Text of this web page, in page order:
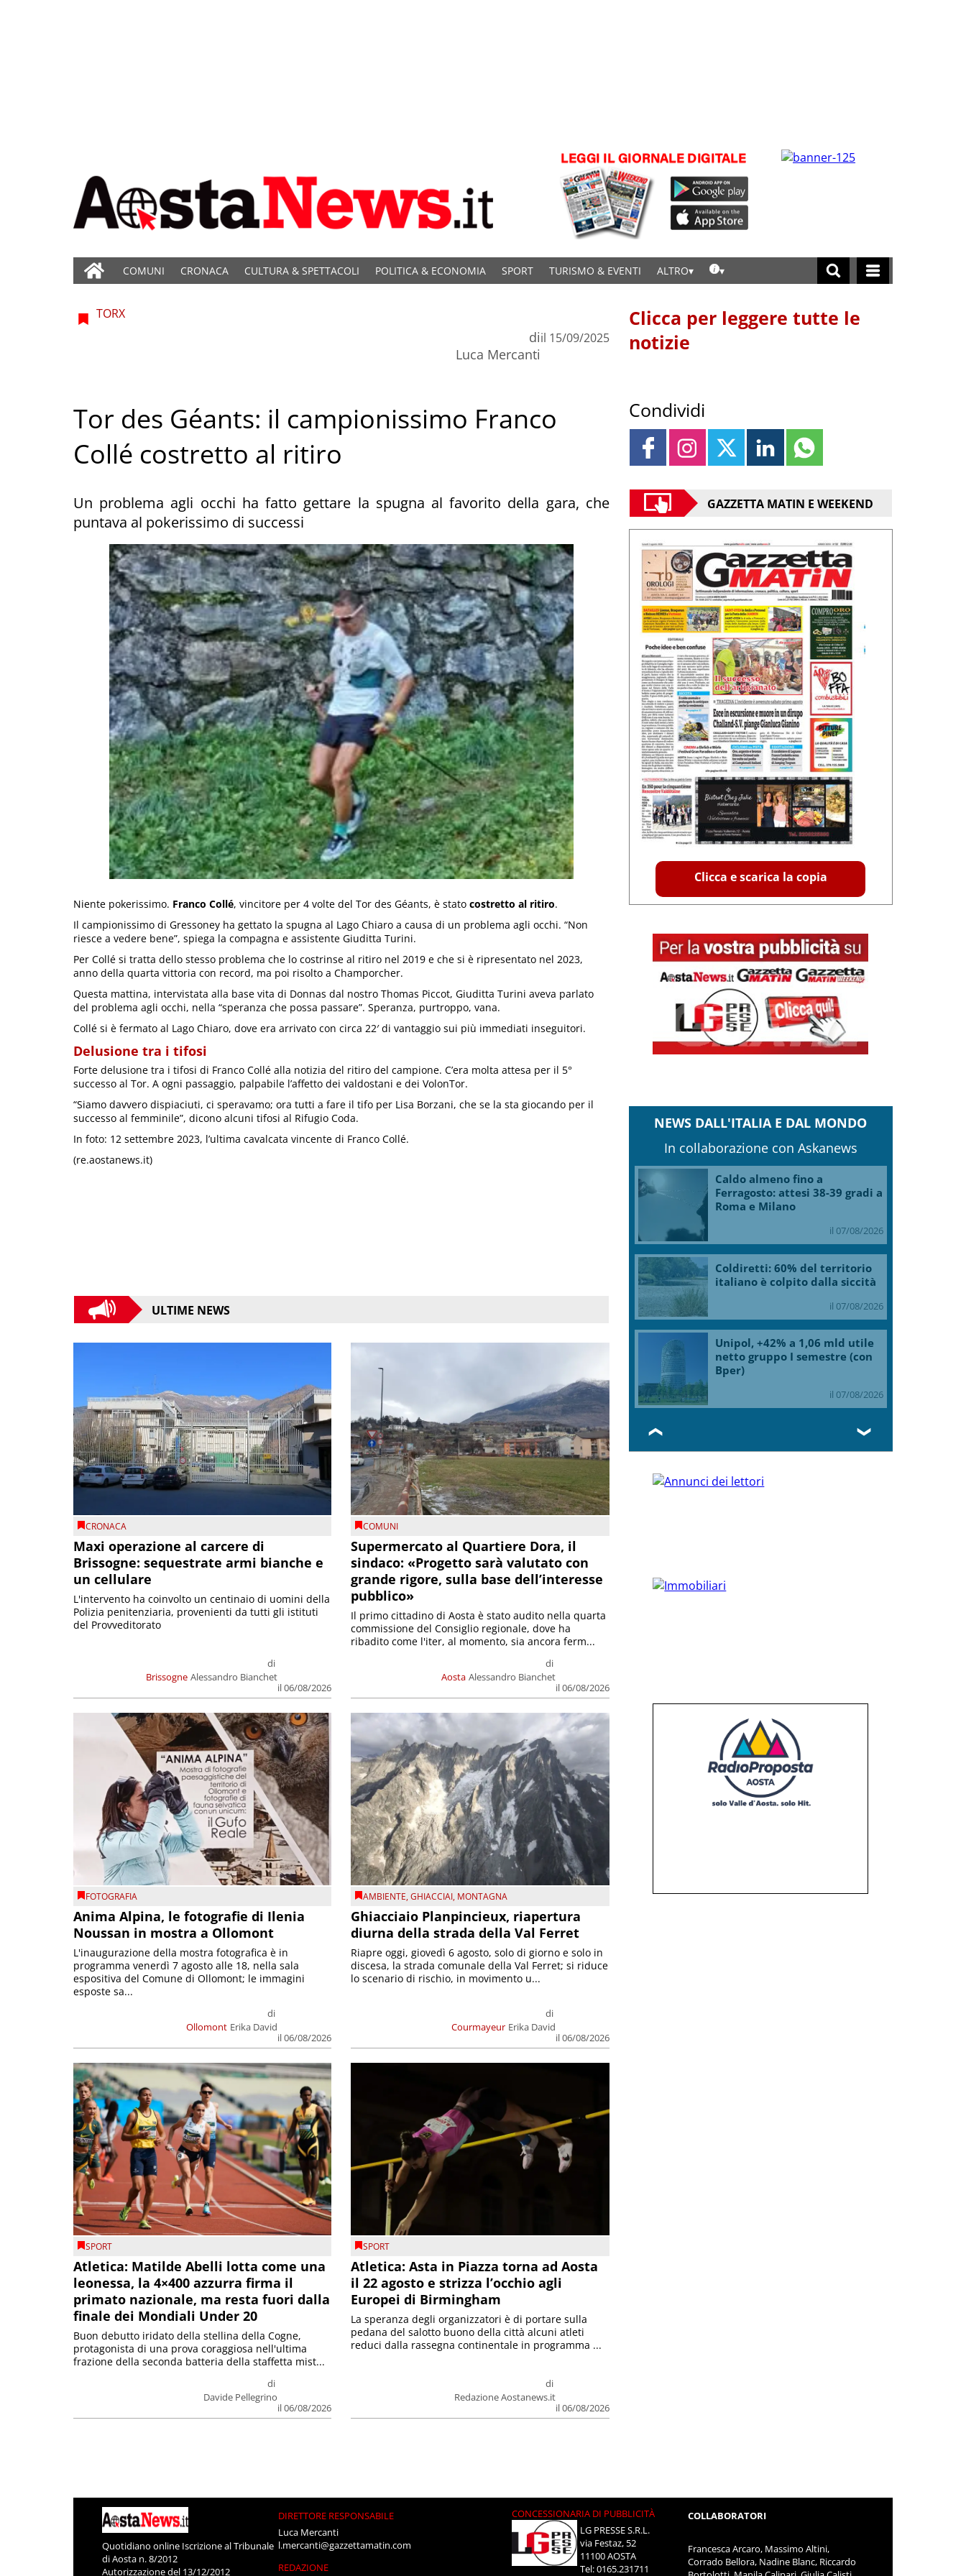
COMUNI CRONACA CULTURA & SPETTACOLI POLITICA & ECONOMIA SPORT TURISMO & EVENTI ALTRO
TORX
di
Luca Mercanti
il 15/09/2025
Tor des Géants: il campionissimo Franco
Collé costretto al ritiro
Un problema agli occhi ha fatto gettare la spugna al favorito della gara, che
puntava al pokerissimo di successi
Niente pokerissimo. Franco Collé, vincitore per 4 volte del Tor des Géants, è stato costretto al ritiro.
Il campionissimo di Gressoney ha gettato la spugna al Lago Chiaro a causa di un problema agli occhi. “Non
riesce a vedere bene”, spiega la compagna e assistente Giuditta Turini.
Per Collé si tratta dello stesso problema che lo costrinse al ritiro nel 2019 e che si è ripresentato nel 2023,
anno della quarta vittoria con record, ma poi risolto a Champorcher.
Questa mattina, intervistata alla base vita di Donnas dal nostro Thomas Piccot, Giuditta Turini aveva parlato
del problema agli occhi, nella “speranza che possa passare”. Speranza, purtroppo, vana.
Collé si è fermato al Lago Chiaro, dove era arrivato con circa 22′ di vantaggio sui più immediati inseguitori.
Delusione tra i tifosi
Forte delusione tra i tifosi di Franco Collé alla notizia del ritiro del campione. C’era molta attesa per il 5°
successo al Tor. A ogni passaggio, palpabile l’affetto dei valdostani e dei VolonTor.
“Siamo davvero dispiaciuti, ci speravamo; ora tutti a fare il tifo per Lisa Borzani, che se la sta giocando per il
successo al femminile”, dicono alcuni tifosi al Rifugio Coda.
In foto: 12 settembre 2023, l’ultima cavalcata vincente di Franco Collé.
(re.aostanews.it)
ULTIME NEWS
CRONACA
Maxi operazione al carcere di
Brissogne: sequestrate armi bianche e
un cellulare
Brissogne
di
Alessandro Bianchet
il 06/08/2026
L'intervento ha coinvolto un centinaio di uomini della
Polizia penitenziaria, provenienti da tutti gli istituti
del Provveditorato
COMUNI
Supermercato al Quartiere Dora, il
sindaco: «Progetto sarà valutato con
grande rigore, sulla base dell’interesse
pubblico»
Aosta
di
Alessandro Bianchet
il 06/08/2026
Il primo cittadino di Aosta è stato audito nella quarta
commissione del Consiglio regionale, dove ha
ribadito come l'iter, al momento, sia ancora ferm...
FOTOGRAFIA
Anima Alpina, le fotografie di Ilenia
Noussan in mostra a Ollomont
Ollomont
di
Erika David
il 06/08/2026
L'inaugurazione della mostra fotografica è in
programma venerdì 7 agosto alle 18, nella sala
espositiva del Comune di Ollomont; le immagini
esposte sa...
AMBIENTE,GHIACCIAI, MONTAGNA
Ghiacciaio Planpincieux, riapertura
diurna della strada della Val Ferret
Courmayeur
di
Erika David
il 06/08/2026
Riapre oggi, giovedì 6 agosto, solo di giorno e solo in
discesa, la strada comunale della Val Ferret; si riduce
lo scenario di rischio, in movimento u...
SPORT
Atletica: Matilde Abelli lotta come una
leonessa, la 4×400 azzurra firma il
primato nazionale, ma resta fuori dalla
finale dei Mondiali Under 20
di
Davide Pellegrino
il 06/08/2026
Buon debutto iridato della stellina della Cogne,
protagonista di una prova coraggiosa nell'ultima
frazione della seconda batteria della staffetta mist...
SPORT
Atletica: Asta in Piazza torna ad Aosta
il 22 agosto e strizza l’occhio agli
Europei di Birmingham
di
Redazione Aostanews.it
il 06/08/2026
La speranza degli organizzatori è di portare sulla
pedana del salotto buono della città alcuni atleti
reduci dalla rassegna continentale in programma ...
Clicca per leggere tutte le
notizie
Condividi
GAZZETTA MATIN E WEEKEND
Clicca e scarica la copia
NEWS DALL'ITALIA E DAL MONDO
In collaborazione con Askanews
Caldo almeno fino a
Ferragosto: attesi 38-39 gradi a
Roma e Milano
il 07/08/2026
Coldiretti: 60% del territorio
italiano è colpito dalla siccità
il 07/08/2026
Unipol, +42% a 1,06 mld utile
netto gruppo I semestre (con
Bper)
il 07/08/2026
❮ ❯
Quotidiano online Iscrizione al Tribunale
di Aosta n. 8/2012
Autorizzazione del 13/12/2012
DIRETTORE RESPONSABILE
Luca Mercanti
l.mercanti@gazzettamatin.com
REDAZIONE
CONCESSIONARIA DI PUBBLICITÀ
LG PRESSE S.R.L.
via Festaz, 52
11100 AOSTA
Tel: 0165.231711
COLLABORATORI
Francesca Arcaro, Massimo Altini,
Corrado Bellora, Nadine Blanc, Riccardo